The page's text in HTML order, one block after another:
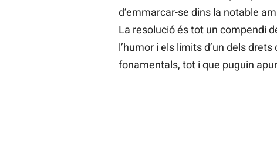
d’emmarcar-se dins la notable
La resolució és tot un compendi
l’humor i els límits d’un dels
fonamentals, tot i que puguin